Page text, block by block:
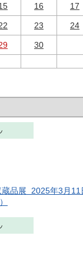
16 17
23 24
30
品展 2025年3月11